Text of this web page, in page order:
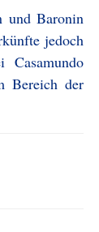
und Baronin
jedoch
Bereich der